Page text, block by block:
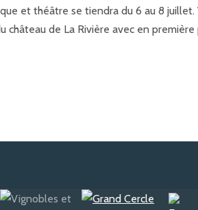
et théâtre se tiendra du 6 au 8
de La Rivière avec en